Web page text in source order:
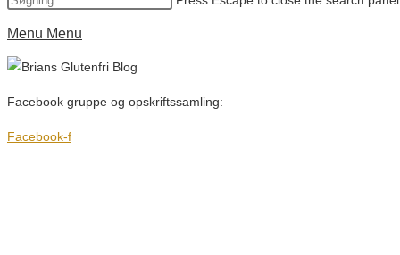
Menu Menu
Facebook gruppe og opskriftssamling:
Facebook-f